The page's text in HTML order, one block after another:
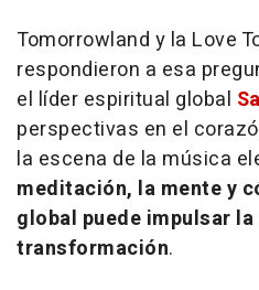
Tomorrowland y la Love
respondieron a esa
el líder espiritual global
perspectivas en el
la escena de la música
meditación, la mente y
global puede impulsar
transformación.